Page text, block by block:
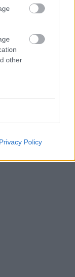
other
Privacy Policy
θέα
θέση δίπλα
καλύτερη